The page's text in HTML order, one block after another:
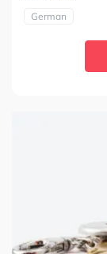
German